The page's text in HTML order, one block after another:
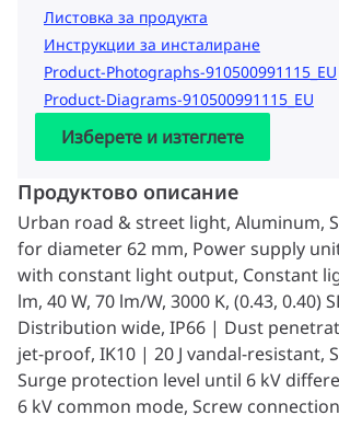
Листовка за продукта
Инструкции за инсталиране
Product-Photographs-910500991115_EU
Product-Diagrams-910500991115_EU
Изберете и изтеглете
Продуктово описание
Urban road & street light, Aluminum,
for diameter 62 mm, Power supply
with constant light output, Constant
lm, 40 W, 70 lm/W, 3000 K, (0.43, 0.40)
Distribution wide, IP66 | Dust
jet-proof, IK10 | 20 J vandal-resistant,
Surge protection level until 6 kV
6 kV common mode, Screw